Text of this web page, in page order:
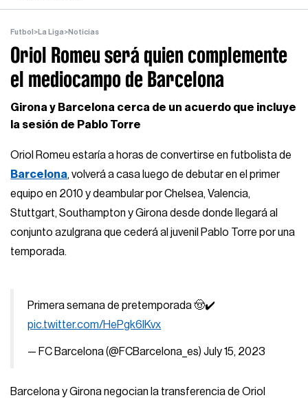
Futbol >La Liga>Noticias
Oriol Romeu será quien complemente
el mediocampo de Barcelona
Girona y Barcelona cerca de un acuerdo que incluye
la sesión de Pablo Torre
Oriol Romeu estaría a horas de convertirse en futbolista de
Barcelona, volverá a casa luego de debutar en el primer
equipo en 2010 y deambular por Chelsea, Valencia,
Stuttgart, Southampton y Girona desde donde llegará al
conjunto azulgrana que cederá al juvenil Pablo Torre por una
temporada.
Primera semana de pretemporada 🤠✔️
pic.twitter.com/HePgk6IKvx
— FC Barcelona (@FCBarcelona_es)July 15, 2023
Barcelona y Girona negocian la transferencia de Oriol